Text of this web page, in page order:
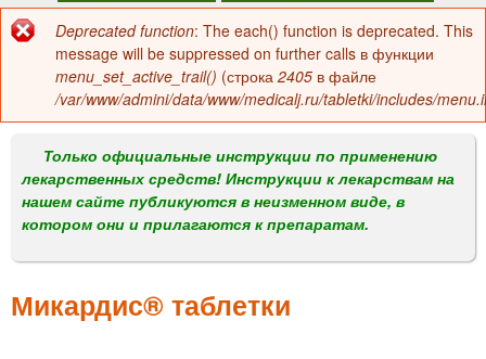
а
в
о
м
е
н
Сообщение
об
ошибке
Deprecated function: The each() function is deprecated. This
message will be suppressed on further calls в функции
menu_set_active_trail() (строка 2405 в файле
/var/www/admini/data/www/medicalj.ru/tabletki/includes/
Только официальные инструкции по применению
лекарственных средств! Инструкции к лекарствам на
нашем сайте публикуются в неизменном виде, в
котором они и прилагаются к препаратам.
Микардис® таблетки